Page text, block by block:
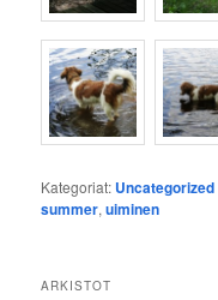
Kategoriat: Uncategorized
summer,uiminen
ARKISTOT